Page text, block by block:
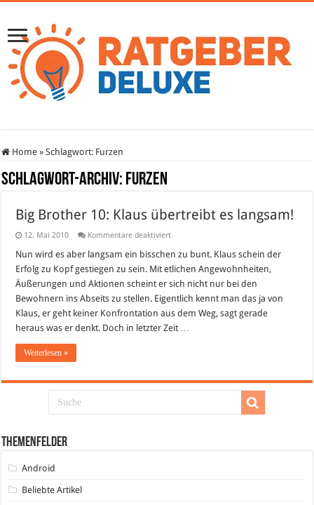
Home » Schlagwort: Furzen
Schlagwort-Archiv: Furzen
Big Brother 10: Klaus übertreibt es langsam!
12. Mai 2010 Kommentare deaktiviertfür
Brother
Klaus
übertreibt
es
langsam!
Nun wird es aber langsam ein bisschen zu bunt. Klaus schein der
Erfolg zu Kopf gestiegen zu sein. Mit etlichen Angewohnheiten,
Äußerungen und Aktionen scheint er sich nicht nur bei den
Bewohnern ins Abseits zu stellen. Eigentlich kennt man das ja von
Klaus, er geht keiner Konfrontation aus dem Weg, sagt gerade
heraus was er denkt. Doch in letzter Zeit …
Weiterlesen »
Themenfelder
Android
Beliebte Artikel